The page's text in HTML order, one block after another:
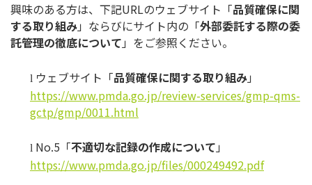
興味のある方は、下記URLのウェブサイト「品質確保に関
する取り組み」ならびにサイト内の「外部委託する際の委
託管理の徹底について 」をご参照ください。
l ウェブサイト「品質確保に関する取り組み」
https://www.pmda.go.jp/review-services/gmp-qms-
gctp/gmp/0011.html
l No.5「不適切な記録の作成について 」
https://www.pmda.go.jp/files/000249492.pdf